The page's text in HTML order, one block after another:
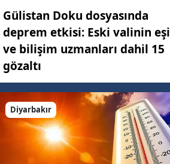
(°C)
Gülistan Doku dosyasında
deprem etkisi: Eski valinin eşi
ve bilişim uzmanları dahil 15
gözaltı
Diyarbakır